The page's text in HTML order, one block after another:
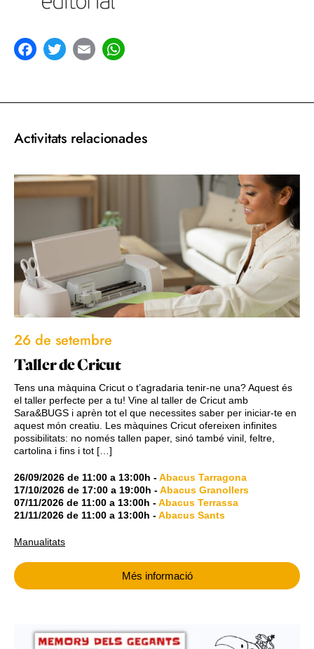
Activitats relacionades
26 de setembre
Taller de Cricut
Tens una màquina Cricut o t’agradaria tenir-ne una? Aquest és
el taller perfecte per a tu! Vine al taller de Cricut amb
Sara&BUGS i aprèn tot el que necessites saber per iniciar-te en
aquest món creatiu. Les màquines Cricut ofereixen infinites
possibilitats: no només tallen paper, sinó també vinil, feltre,
cartolina i fins i tot […]
26/09/2026 de 11:00 a 13:00h -Abacus Tarragona
17/10/2026 de 17:00 a 19:00h -Abacus Granollers
07/11/2026 de 11:00 a 13:00h -Abacus Terrassa
21/11/2026 de 11:00 a 13:00h -Abacus Sants
Manualitats
Més informació